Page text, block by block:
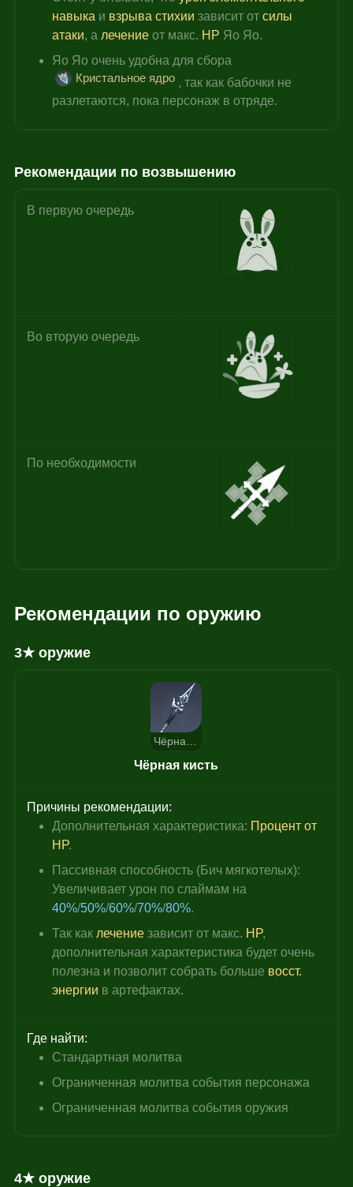
навыка и взрыва стихии зависит от силы
атаки, а лечение от макс. HP Яо Яо.
Яо Яо очень удобна для сбора
Кристальное ядро
, так как бабочки не
разлетаются, пока персонаж в отряде.
Рекомендации по возвышению
В первую очередь
Во вторую очередь
По необходимости
Рекомендации по оружию
3★ оружие
Чёрная кисть
Причины рекомендации:
Дополнительная характеристика: Процент от
HP.
Пассивная способность (Бич мягкотелых):
Увеличивает урон по слаймам на
40%/50%/60%/70%/80%.
Так как лечение зависит от макс. HP,
дополнительная характеристика будет очень
полезна и позволит собрать больше восст.
энергии в артефактах.
Где найти:
Стандартная молитва
Ограниченная молитва события персонажа
Ограниченная молитва события оружия
4★ оружие